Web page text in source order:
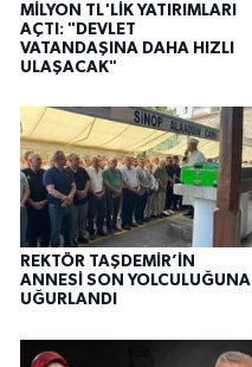
MİLYON TL'LİK YATIRIMLARI
AÇTI: "DEVLET
VATANDAŞINA DAHA HIZLI
ULAŞACAK"
REKTÖR TAŞDEMİR’İN
ANNESİ SON YOLCULUĞUNA
UĞURLANDI